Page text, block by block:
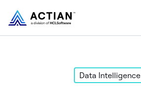
Data Intelligence